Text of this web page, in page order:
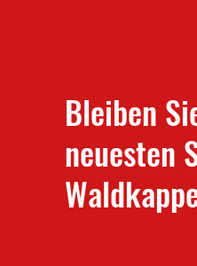
Bleiben
neuesten